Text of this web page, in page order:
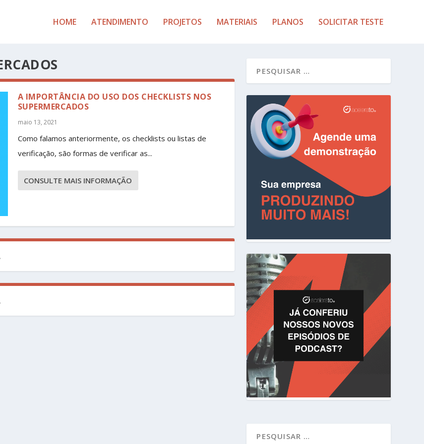
HOME ATENDIMENTO PROJETOS MATERIAIS PLANOS SOLICITAR TESTE
A IMPORTÂNCIA DO USO DOS CHECKLISTS NOS
SUPERMERCADOS
maio 13, 2021
Como falamos anteriormente, os checklists ou listas de
verificação, são formas de verificar as...
CONSULTE MAIS INFORMAÇÃO